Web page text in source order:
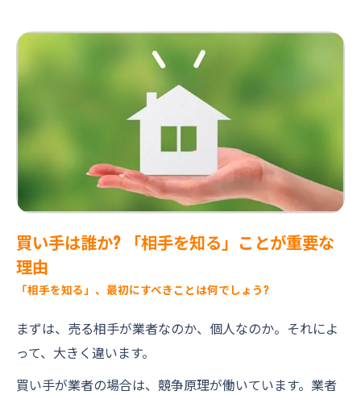
買い手は誰か? 「相手を知る」ことが重要な
理由
「相手を知る」、最初にすべきことは何でしょう?
まずは、売る相手が業者なのか、個人なのか。それによ
って、大きく違います。
買い手が業者の場合は、競争原理が働いています。業者